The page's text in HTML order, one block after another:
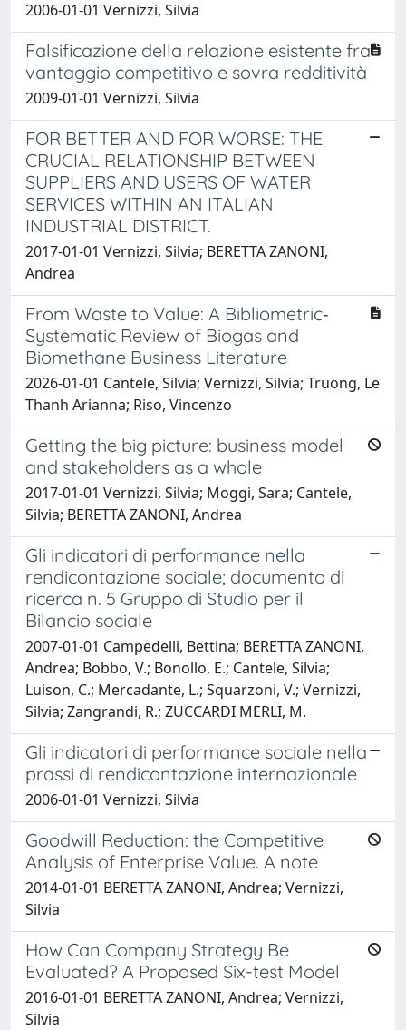
2006-01-01 Vernizzi, Silvia
Falsificazione della relazione esistente fra
vantaggio competitivo e sovra redditività
2009-01-01 Vernizzi, Silvia
FOR BETTER AND FOR WORSE: THE
CRUCIAL RELATIONSHIP BETWEEN
SUPPLIERS AND USERS OF WATER
SERVICES WITHIN AN ITALIAN
INDUSTRIAL DISTRICT.
2017-01-01 Vernizzi, Silvia; BERETTA ZANONI,
Andrea
From Waste to Value: A Bibliometric‐
Systematic Review of Biogas and
Biomethane Business Literature
2026-01-01 Cantele, Silvia; Vernizzi, Silvia; Truong, Le
Thanh Arianna; Riso, Vincenzo
Getting the big picture: business model
and stakeholders as a whole
2017-01-01 Vernizzi, Silvia; Moggi, Sara; Cantele,
Silvia; BERETTA ZANONI, Andrea
Gli indicatori di performance nella
rendicontazione sociale; documento di
ricerca n. 5 Gruppo di Studio per il
Bilancio sociale
2007-01-01 Campedelli, Bettina; BERETTA ZANONI,
Andrea; Bobbo, V.; Bonollo, E.; Cantele, Silvia;
Luison, C.; Mercadante, L.; Squarzoni, V.; Vernizzi,
Silvia; Zangrandi, R.; ZUCCARDI MERLI, M.
Gli indicatori di performance sociale nella
prassi di rendicontazione internazionale
2006-01-01 Vernizzi, Silvia
Goodwill Reduction: the Competitive
Analysis of Enterprise Value. A note
2014-01-01 BERETTA ZANONI, Andrea; Vernizzi,
Silvia
How Can Company Strategy Be
Evaluated? A Proposed Six-test Model
2016-01-01 BERETTA ZANONI, Andrea; Vernizzi,
Silvia